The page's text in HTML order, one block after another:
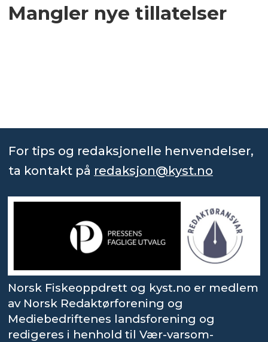
Mangler nye tillatelser
For tips og redaksjonelle henvendelser,
ta kontakt på redaksjon@kyst.no
Norsk Fiskeoppdrett og kyst.no er medlem
av Norsk Redaktørforening og
Mediebedriftenes landsforening og
redigeres i henhold til Vær-varsom-